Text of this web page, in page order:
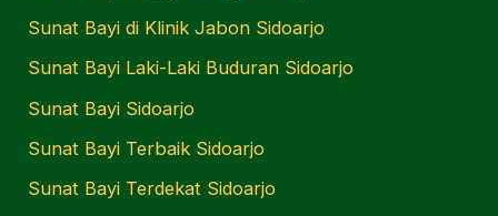
Sunat Bayi di Klinik Jabon Sidoarjo
Sunat Bayi Laki-Laki Buduran Sidoarjo
Sunat Bayi Sidoarjo
Sunat Bayi Terbaik Sidoarjo
Sunat Bayi Terdekat Sidoarjo